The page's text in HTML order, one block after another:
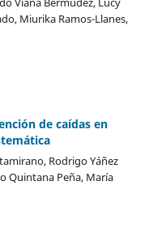
Miurika Ramos-Llanes,
de caídas en
Rodrigo Yáñez
Quintana Peña, María